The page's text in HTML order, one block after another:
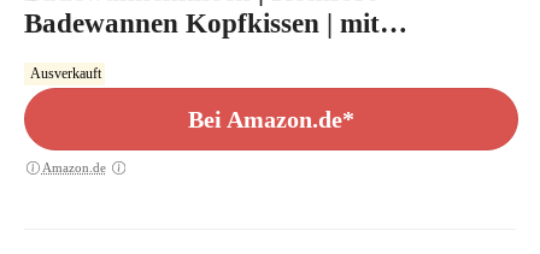
Badewannen Kopfkissen | mit
Saugnäpfen
Ausverkauft
Bei Amazon.de*
Amazon.de